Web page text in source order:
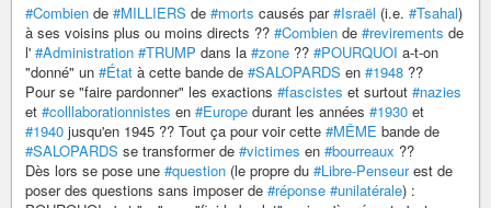
#Combien de #MILLIERS de #morts causés par#Israël (i.e. #Tsahal)
à ses voisins plus ou moins directs ?? #Combien de #revirements de
l' #Administration #TRUMP dans la #zone ?? #POURQUOI a-t-on
"donné" un #État à cette bande de #SALOPARDS en #1948 ??
Pour se "faire pardonner" les exactions #fascistes et surtout #nazies
et #colllaborationnistes en #Europe durant les années #1930 et
#1940 jusqu'en 1945 ?? Tout ça pour voir cette #MÊME bande de
#SALOPARDS se transformer de #victimes en #bourreaux ??
Dès lors se pose une #question (le propre du #Libre-Penseurest de
poser des questions sans imposer de #réponse #unilatérale) :